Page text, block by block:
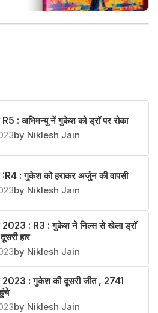
: अभिमन्यु नें गुकेश को ड्रॉ पर रोका
by Niklesh Jain
: गुकेश को हराकर अर्जुन की वापसी
by Niklesh Jain
2023 : R3 : गुकेश ने निल्स से खेला ड्रॉ
हार
by Niklesh Jain
2023 : गुकेश की दूसरी जीत , 2741
by Niklesh Jain